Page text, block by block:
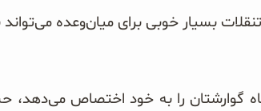
بسیار خوبی برای میان‌وعده می‌تواند
گوارشتان را به خود اختصاص می‌دهد،